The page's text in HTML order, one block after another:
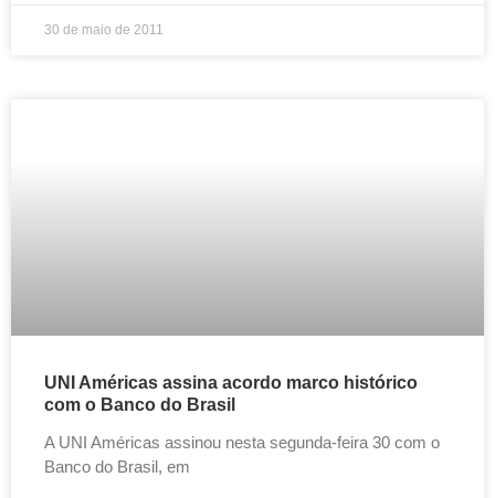
30 de maio de 2011
UNI Américas assina acordo marco histórico
com o Banco do Brasil
A UNI Américas assinou nesta segunda-feira 30 com o
Banco do Brasil, em